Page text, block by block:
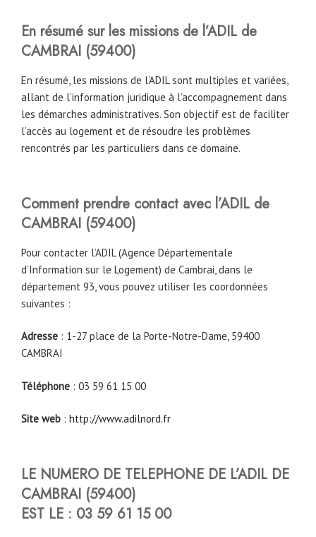
En résumé sur les missions de l’ADIL de
CAMBRAI (59400)
En résumé, les missions de l’ADIL sont multiples et variées,
allant de l’information juridique à l’accompagnement dans
les démarches administratives. Son objectif est de faciliter
l’accès au logement et de résoudre les problèmes
rencontrés par les particuliers dans ce domaine.
Comment prendre contact avec l’ADIL de
CAMBRAI (59400)
Pour contacter l’ADIL (Agence Départementale
d’Information sur le Logement) de Cambrai, dans le
département 93, vous pouvez utiliser les coordonnées
suivantes :
Adresse : 1-27 place de la Porte-Notre-Dame, 59400
CAMBRAI
Téléphone : 03 59 61 15 00
Site web : http://www.adilnord.fr
LE NUMERO DE TELEPHONE DE L’ADIL DE
CAMBRAI (59400)
EST LE : 03 59 61 15 00